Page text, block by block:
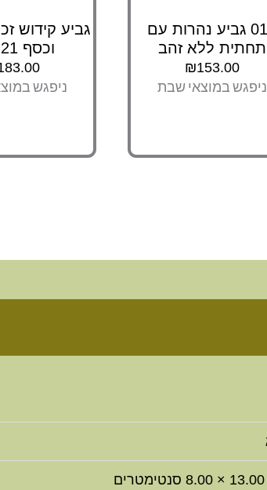
011 גביע נהרות עם
תחתית ללא זהב
₪153.00
ניפגש במוצאי שבת
גביע קידוש
וכסף 21 ס"מ
ניפגש